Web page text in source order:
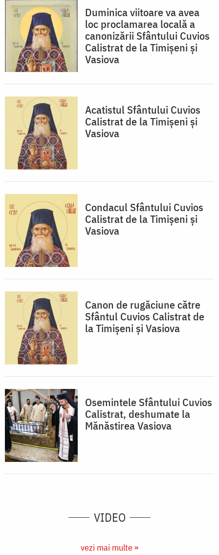
Duminica viitoare va avea
loc proclamarea locală a
canonizării Sfântului Cuvios
Calistrat de la Timișeni și
Vasiova
Acatistul Sfântului Cuvios
Calistrat de la Timișeni și
Vasiova
Condacul Sfântului Cuvios
Calistrat de la Timișeni și
Vasiova
Canon de rugăciune către
Sfântul Cuvios Calistrat de
la Timișeni și Vasiova
Osemintele Sfântului Cuvios
Calistrat, deshumate la
Mănăstirea Vasiova
VIDEO
vezi mai multe »